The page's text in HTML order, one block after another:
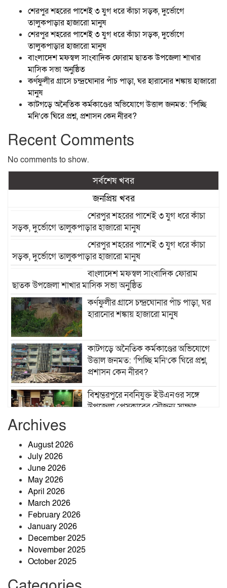
শেরপুর শহরের পাশেই ৩ যুগ ধরে কাঁচা সড়ক, দুর্ভোগে
তালুকপাড়ার হাজারো মানুষ
শেরপুর শহরের পাশেই ৩ যুগ ধরে কাঁচা সড়ক, দুর্ভোগে
তালুকপাড়ার হাজারো মানুষ
বাংলাদেশ মফস্বল সাংবাদিক ফোরাম ছাতক উপজেলা শাখার
মাসিক সভা অনুষ্ঠিত
কর্ণফুলীর গ্রাসে চন্দ্রঘোনার পাঁচ পাড়া, ঘর হারানোর শঙ্কায় হাজারো
মানুষ
কাটগড়ে অনৈতিক কর্মকাণ্ডের অভিযোগে উত্তাল জনমত: ‘পিচ্ছি
মনি’কে ঘিরে প্রশ্ন, প্রশাসন কেন নীরব?
Recent Comments
No comments to show.
সর্বশেষ খবর
জনপ্রিয় খবর
শেরপুর শহরের পাশেই ৩ যুগ ধরে কাঁচা
সড়ক, দুর্ভোগে তালুকপাড়ার হাজারো মানুষ
শেরপুর শহরের পাশেই ৩ যুগ ধরে কাঁচা
সড়ক, দুর্ভোগে তালুকপাড়ার হাজারো মানুষ
বাংলাদেশ মফস্বল সাংবাদিক ফোরাম
ছাতক উপজেলা শাখার মাসিক সভা অনুষ্ঠিত
কর্ণফুলীর গ্রাসে চন্দ্রঘোনার পাঁচ পাড়া, ঘর
হারানোর শঙ্কায় হাজারো মানুষ
কাটগড়ে অনৈতিক কর্মকাণ্ডের অভিযোগে
উত্তাল জনমত: ‘পিচ্ছি মনি’কে ঘিরে প্রশ্ন,
প্রশাসন কেন নীরব?
বিশ্বম্ভরপুরে নবনিযুক্ত ইউএনওর সঙ্গে
উপজেলা প্রেসক্লাবের সৌজন্য সাক্ষাৎ
Archives
August 2026
July 2026
June 2026
May 2026
April 2026
March 2026
February 2026
January 2026
December 2025
November 2025
October 2025